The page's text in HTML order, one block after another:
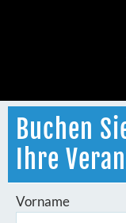
Buchen
Ihre
Vorname